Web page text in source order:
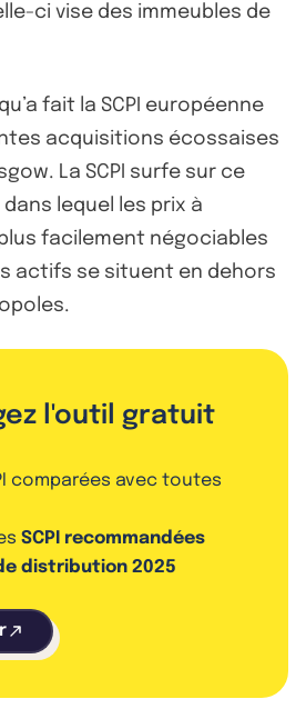
ci vise des immeubles de
fait la SCPI européenne
acquisitions écossaises
La SCPI surfe sur ce
lequel les prix à
facilement négociables
actifs se situent en dehors
l'outil gratuit
comparées avec toutes
SCPI recommandées
distribution 2025